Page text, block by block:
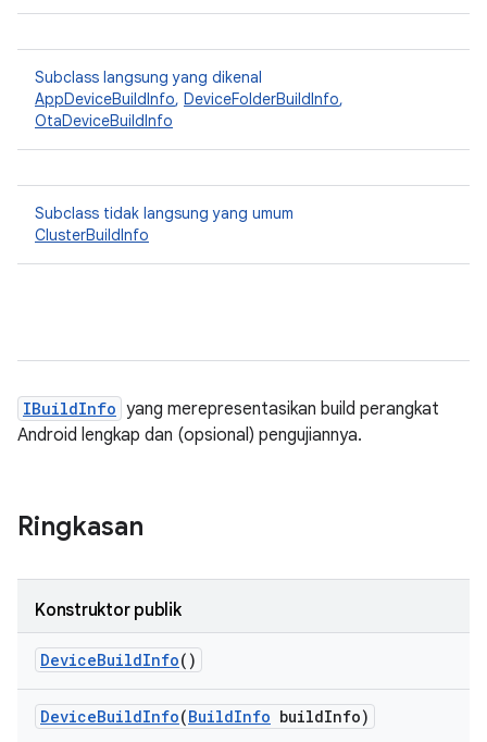
Subclass langsung yang dikenal
AppDeviceBuildInfo, DeviceFolderBuildInfo,
OtaDeviceBuildInfo
Subclass tidak langsung yang umum
ClusterBuildInfo
IBuildInfo yang merepresentasikan build perangkat
Android lengkap dan (opsional) pengujiannya.
Ringkasan
Konstruktor publik
DeviceBuildInfo()
DeviceBuildInfo(BuildInfo buildInfo)